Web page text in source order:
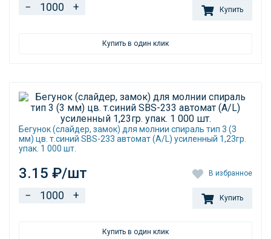
− + Купить
Купить в один клик
Бегунок (слайдер, замок) для молнии спираль тип 3 (3
мм) цв. т.синий SBS-233 автомат (A/L) усиленный 1,23гр.
упак. 1 000 шт.
3.15 ₽/шт В избранное
− + Купить
Купить в один клик